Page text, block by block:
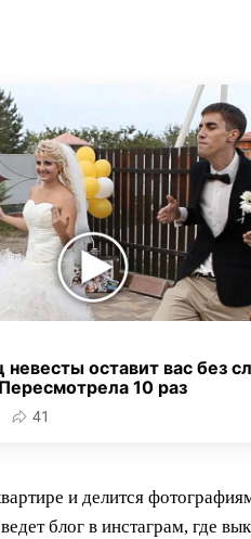
невесты оставит вас без
Пересмотрела 10 раз
41
и делится
блог в инстаграм, где